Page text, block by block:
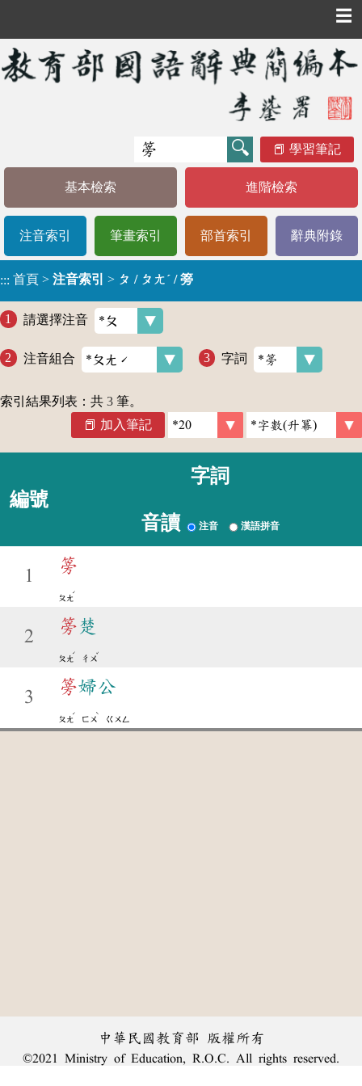
☰
學習筆記
基本檢索 進階檢索
注音索引 筆畫索引 部首索引 辭典附錄
::: 首頁 > 注音索引 > ㄆ / ㄆㄤˊ / 篣
請選擇注音
注音組合 字詞
索引結果列表：共 3 筆。
加入筆記
編號
字詞
音讀 注音 漢語拼音
1
篣
ㄆㄤ
ˊ
2
篣楚
ㄆㄤ
ˊ
ㄔㄨ
ˇ
3
篣婦公
ㄆㄤ
ˊ
ㄈㄨ
ˋ
ㄍㄨㄥ
中華民國教育部 版權所有
©2021 Ministry of Education, R.O.C. All rights reserved.